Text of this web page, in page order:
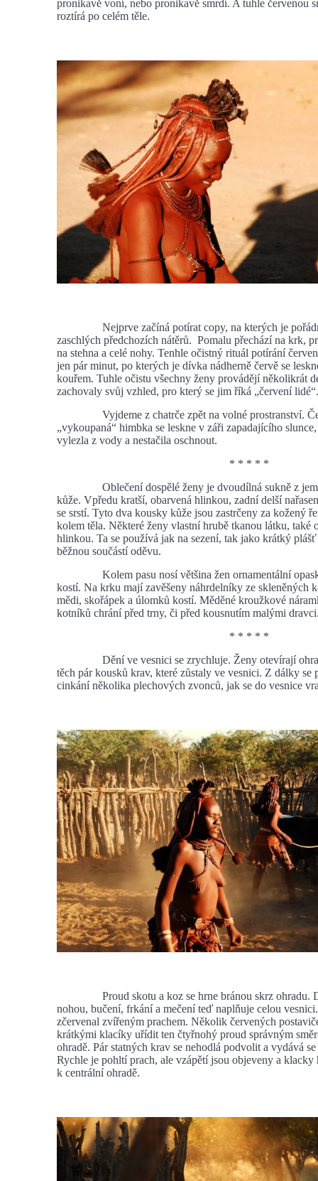
pronikavě voní, nebo pronikavě smrdí. A tuhle červenou
roztírá po celém těle.
Nejprve začíná potírat copy, na kterých je
zaschlých předchozích nátěrů. Pomalu přechází na krk,
na stehna a celé nohy. Tenhle očistný rituál potírání
jen pár minut, po kterých je dívka nádherně červě se
kouřem. Tuhle očistu všechny ženy provádějí několikrát
zachovaly svůj vzhled, pro který se jim říká „červení lidé“.
Vyjdeme z chatrče zpět na volné prostranství.
„vykoupaná“ himbka se leskne v záři zapadajícího
vylezla z vody a nestačila oschnout.
* * * * *
Oblečení dospělé ženy je dvoudílná sukně z
kůže. Vpředu kratší, obarvená hlinkou, zadní delší
se srstí. Tyto dva kousky kůže jsou zastrčeny za kožený
kolem těla. Některé ženy vlastní hrubě tkanou látku, také
hlinkou. Ta se používá jak na sezení, tak jako krátký
běžnou součástí oděvu.
Kolem pasu nosí většina žen ornamentální
kostí. Na krku mají zavěšeny náhrdelníky ze skleněných
mědi, skořápek a úlomků kostí. Měděné kroužkové
kotníků chrání před trny, či před kousnutím malými
* * * * *
Dění ve vesnici se zrychluje. Ženy otevírají
těch pár kousků krav, které zůstaly ve vesnici. Z dálky se
cinkání několika plechových zvonců, jak se do vesnice
Proud skotu a koz se hrne bránou skrz ohradu.
nohou, bučení, frkání a mečení teď naplňuje celou
zčervenal zvířeným prachem. Několik červených
krátkými klacíky uřídit ten čtyřnohý proud správným
ohradě. Pár statných krav se nehodlá podvolit a vydává
Rychle je pohltí prach, ale vzápětí jsou objeveny a klacky
k centrální ohradě.